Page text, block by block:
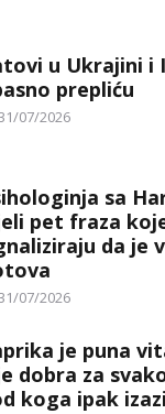
u Ukrajini i
prepliću
Posted
07/2026
sa
pet fraza
da je
Posted
07/2026
je puna
dobra za
koga ipak